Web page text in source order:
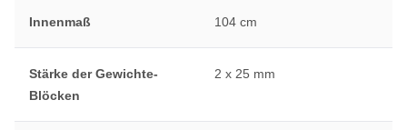
Innenmaß 104 cm
Stärke der Gewichte-
Blöcken
2 x 25 mm